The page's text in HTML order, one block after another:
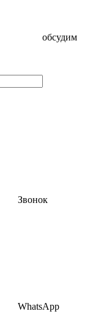
обсудим
Звонок
WhatsApp